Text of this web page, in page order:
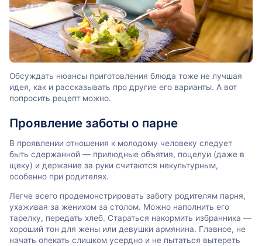
Обсуждать нюансы приготовления блюда тоже не лучшая
идея, как и рассказывать про другие его варианты. А вот
попросить рецепт можно.
Проявление заботы о парне
В проявлении отношения к молодому человеку следует
быть сдержанной — прилюдные объятия, поцелуи (даже в
щеку) и держание за руки считаются некультурным,
особенно при родителях.
Легче всего продемонстрировать заботу родителям парня,
ухаживая за женихом за столом. Можно наполнить его
тарелку, передать хлеб. Стараться накормить избранника —
хороший тон для жены или девушки армянина. Главное, не
начать опекать слишком усердно и не пытаться вытереть